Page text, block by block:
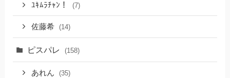
ﾕｷﾑﾗﾁｬﾝ！ (7)
佐藤希 (14)
ピスパレ (158)
あれん (35)